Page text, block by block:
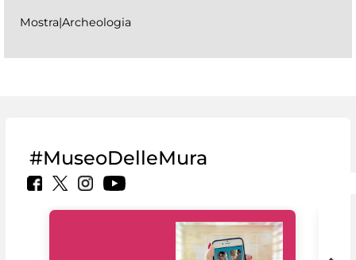
Mostra|Archeologia
#MuseoDelleMura